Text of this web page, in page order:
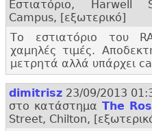
Εστιατόριο, Harwell
Campus, [εξωτερικό]
Το εστιατόριο του
χαμηλές τιμές.
μετρητά αλλά υπάρχει
dimitrisz 23/09/2013
στο κατάστημα The
Street, Chilton,